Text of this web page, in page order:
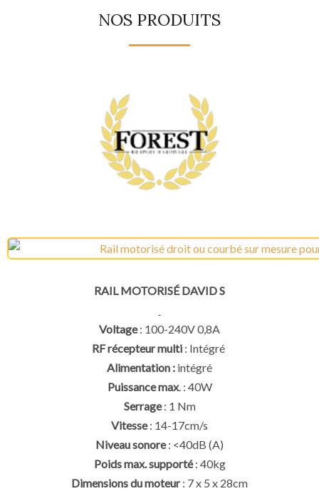
NOS PRODUITS
RAIL MOTORISÉ DAVID S
Voltage: 100-240V 0,8A
RF récepteur multi : Intégré
Alimentation : intégré
Puissance max. : 40W
Serrage: 1 Nm
Vitesse: 14-17cm/s
Niveau sonore: <40dB (A)
Poids max. supporté: 40kg
Dimensions du moteur: 7 x 5 x 28cm